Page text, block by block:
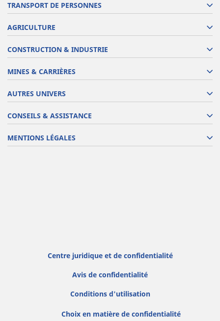
TRANSPORT DE PERSONNES
AGRICULTURE
CONSTRUCTION & INDUSTRIE
MINES & CARRIÈRES
AUTRES UNIVERS
CONSEILS & ASSISTANCE
MENTIONS LÉGALES
Centre juridique et de confidentialité
Avis de confidentialité
Conditions d'utilisation
Choix en matière de confidentialité